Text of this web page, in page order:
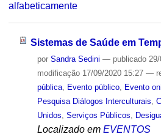
alfabeticamente
Sistemas de Saúde em
por Sandra Sedini — publicado29/
modificação17/09/2020 15:27 —
pública, Evento público, Evento
Pesquisa Diálogos Interculturais
Unidos Serviços Públicos
Localizado em EVENTOS